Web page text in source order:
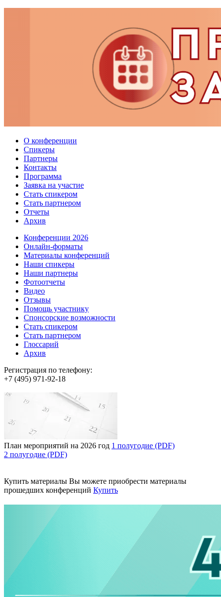
О конференции
Спикеры
Партнеры
Контакты
Программа
Заявка на участие
Стать спикером
Стать партнером
Отчеты
Архив
Конференции 2026
Онлайн-форматы
Материалы конференций
Наши спикеры
Наши партнеры
Фотоотчеты
Видео
Отзывы
Помощь участнику
Спонсорские возможности
Стать спикером
Стать партнером
Глоссарий
Архив
Регистрация по телефону:
+7 (495) 971-92-18
План мероприятий на 2026 год 1 полугодие (PDF)
2 полугодие (PDF)
Купить материалы Вы можете приобрести материалы
прошедших конференций Купить